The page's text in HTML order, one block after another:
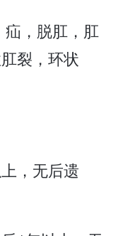
，脱肛，肛
裂，环状
，无后遗